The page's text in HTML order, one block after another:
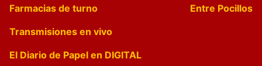
Farmacias de turno
Entre Pocillos
Transmisiones en vivo
El Diario de Papel en DIGITAL